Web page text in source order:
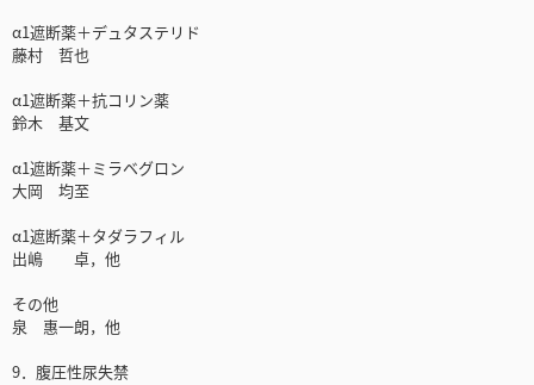
α1遮断薬＋デュタステリド
藤村 哲也
α1遮断薬＋抗コリン薬
鈴木 基文
α1遮断薬＋ミラベグロン
大岡 均至
α1遮断薬＋タダラフィル
出嶋 卓，他
その他
泉 惠一朗，他
9．腹圧性尿失禁